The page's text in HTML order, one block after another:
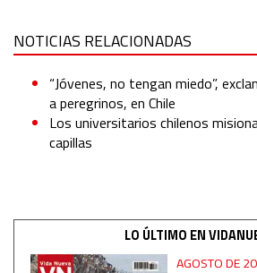
NOTICIAS RELACIONADAS
“Jóvenes, no tengan miedo”,
a peregrinos, en Chile
Los universitarios chilenos
capillas
LO ÚLTIMO EN
AGOSTO DE
IAB Special Features:
Use precise geolocation data
Identify devices based on information
Non-IAB processing purposes: